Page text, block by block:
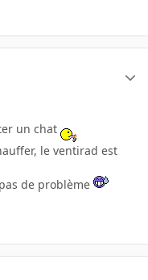
un chat
le ventirad est
de problème